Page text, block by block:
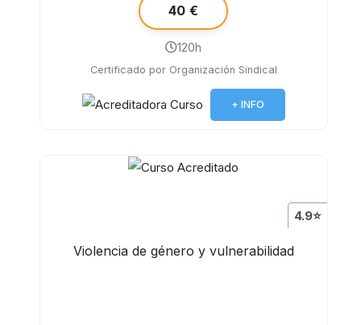
40 €
120h
Certificado por Organización Sindical
+ INFO
4.9⭐
Violencia de género y vulnerabilidad